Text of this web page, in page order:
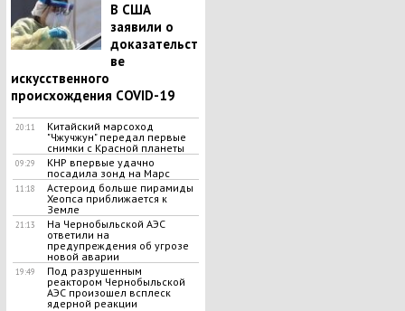
В США
заявили о
доказательст
ве
искусственного
происхождения COVID-19
20:11
Китайский марсоход
"Чжучжун" передал первые
снимки с Красной планеты
09:29
КНР впервые удачно
посадила зонд на Марс
11:18
Астероид больше пирамиды
Хеопса приближается к
Земле
21:13
На Чернобыльской АЭС
ответили на
предупреждения об угрозе
новой аварии
19:49
Под разрушенным
реактором Чернобыльской
АЭС произошел всплеск
ядерной реакции